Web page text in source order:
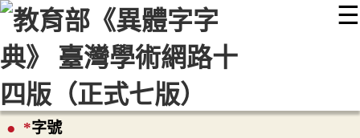
☰
::: 最新消息 常見問題 編輯說明
顯示模式
*字號